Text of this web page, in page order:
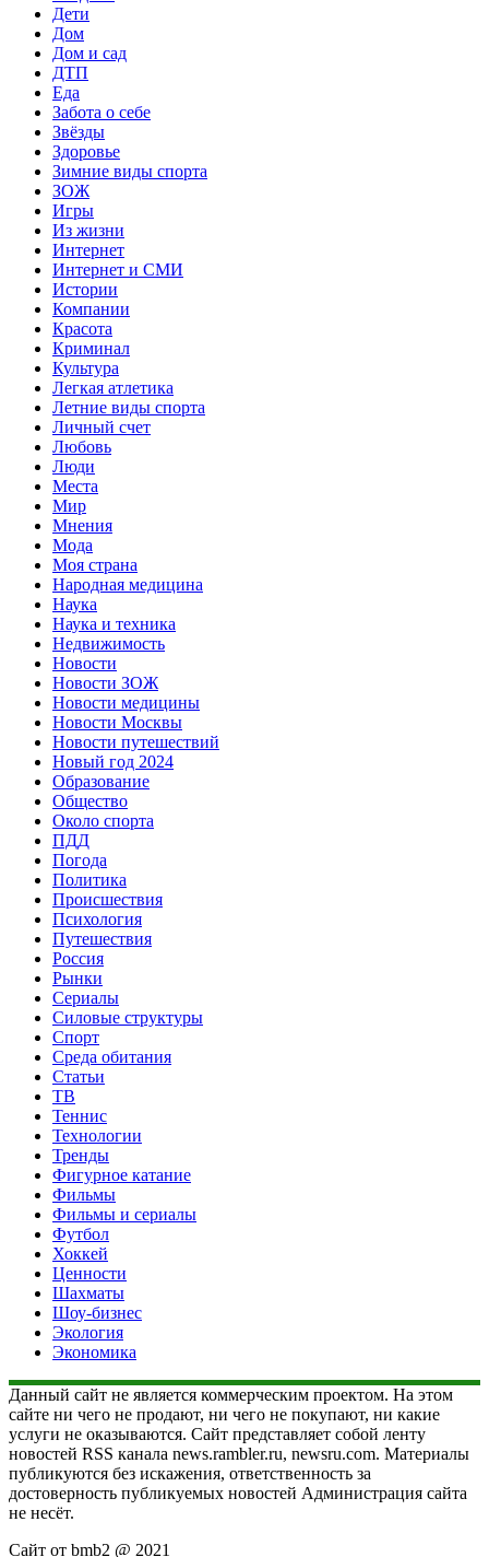
Дети
Дом
Дом и сад
ДТП
Еда
Забота о себе
Звёзды
Здоровье
Зимние виды спорта
ЗОЖ
Игры
Из жизни
Интернет
Интернет и СМИ
Истории
Компании
Красота
Криминал
Культура
Легкая атлетика
Летние виды спорта
Личный счет
Любовь
Люди
Места
Мир
Мнения
Мода
Моя страна
Народная медицина
Наука
Наука и техника
Недвижимость
Новости
Новости ЗОЖ
Новости медицины
Новости Москвы
Новости путешествий
Новый год 2024
Образование
Общество
Около спорта
ПДД
Погода
Политика
Происшествия
Психология
Путешествия
Россия
Рынки
Сериалы
Силовые структуры
Спорт
Среда обитания
Статьи
ТВ
Теннис
Технологии
Тренды
Фигурное катание
Фильмы
Фильмы и сериалы
Футбол
Хоккей
Ценности
Шахматы
Шоу-бизнес
Экология
Экономика
Данный сайт не является коммерческим проектом. На этом
сайте ни чего не продают, ни чего не покупают, ни какие
услуги не оказываются. Сайт представляет собой ленту
новостей RSS канала news.rambler.ru, newsru.com. Материалы
публикуются без искажения, ответственность за
достоверность публикуемых новостей Администрация сайта
не несёт.
Сайт от bmb2 @ 2021